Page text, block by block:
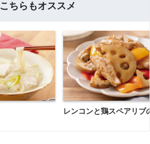
こちらもオススメ
レンコンと鶏スペアリブ